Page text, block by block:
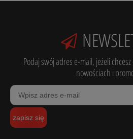
Podaj swój adres e-mail, jeżeli
nowościach i
zapisz się